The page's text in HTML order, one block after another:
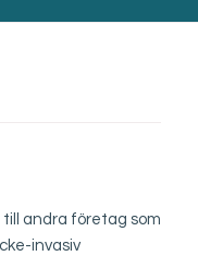
andra företag som
invasiv